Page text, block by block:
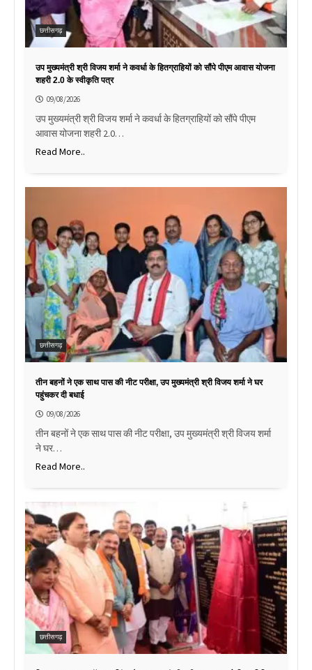
छत्तीसगढ़
उप मुख्यमंत्री श्री विजय शर्मा ने कवर्धा के हितग्राहियों को सौंपे पीएम आवास योजना
शहरी 2.0 के स्वीकृति पत्र
09/08/2026
उप मुख्यमंत्री श्री विजय शर्मा ने कवर्धा के हितग्राहियों को सौंपे पीएम
आवास योजना शहरी 2.0…
Read More..
छत्तीसगढ़
तीन बहनों ने एक साथ पास की नीट परीक्षा, उप मुख्यमंत्री श्री विजय शर्मा ने घर
पहुंचकर दी बधाई
09/08/2026
तीन बहनों ने एक साथ पास की नीट परीक्षा, उप मुख्यमंत्री श्री विजय शर्मा
ने घर…
Read More..
छत्तीसगढ़